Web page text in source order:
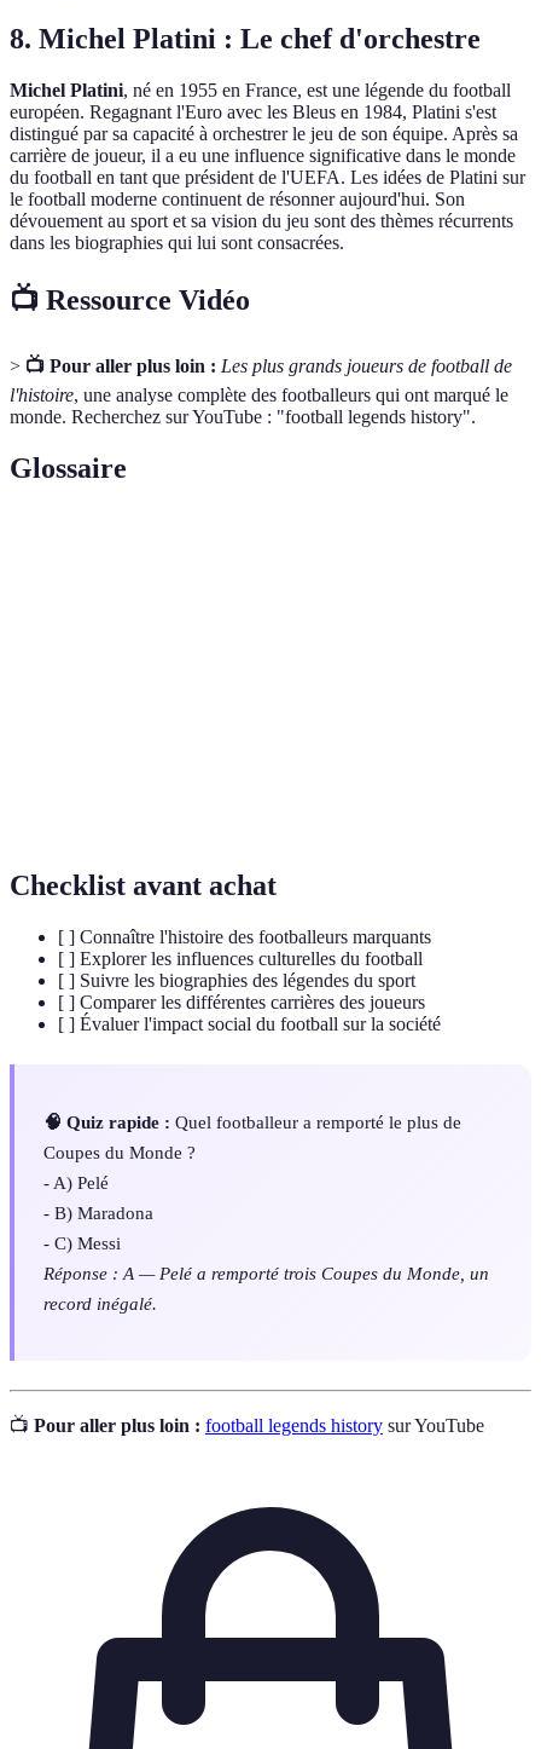
8. Michel Platini : Le chef d'orchestre
Michel Platini, né en 1955 en France, est une légende du football
européen. Regagnant l'Euro avec les Bleus en 1984, Platini s'est
distingué par sa capacité à orchestrer le jeu de son équipe. Après sa
carrière de joueur, il a eu une influence significative dans le monde
du football en tant que président de l'UEFA. Les idées de Platini sur
le football moderne continuent de résonner aujourd'hui. Son
dévouement au sport et sa vision du jeu sont des thèmes récurrents
dans les biographies qui lui sont consacrées.
📺 Ressource Vidéo
> 📺 Pour aller plus loin : Les plus grands joueurs de football de
l'histoire, une analyse complète des footballeurs qui ont marqué le
monde. Recherchez sur YouTube : "football legends history".
Glossaire
Checklist avant achat
[ ] Connaître l'histoire des footballeurs marquants
[ ] Explorer les influences culturelles du football
[ ] Suivre les biographies des légendes du sport
[ ] Comparer les différentes carrières des joueurs
[ ] Évaluer l'impact social du football sur la société
🧠 Quiz rapide : Quel footballeur a remporté le plus de
Coupes du Monde ?
- A) Pelé
- B) Maradona
- C) Messi
Réponse : A — Pelé a remporté trois Coupes du Monde, un
record inégalé.
📺 Pour aller plus loin : football legends history sur YouTube